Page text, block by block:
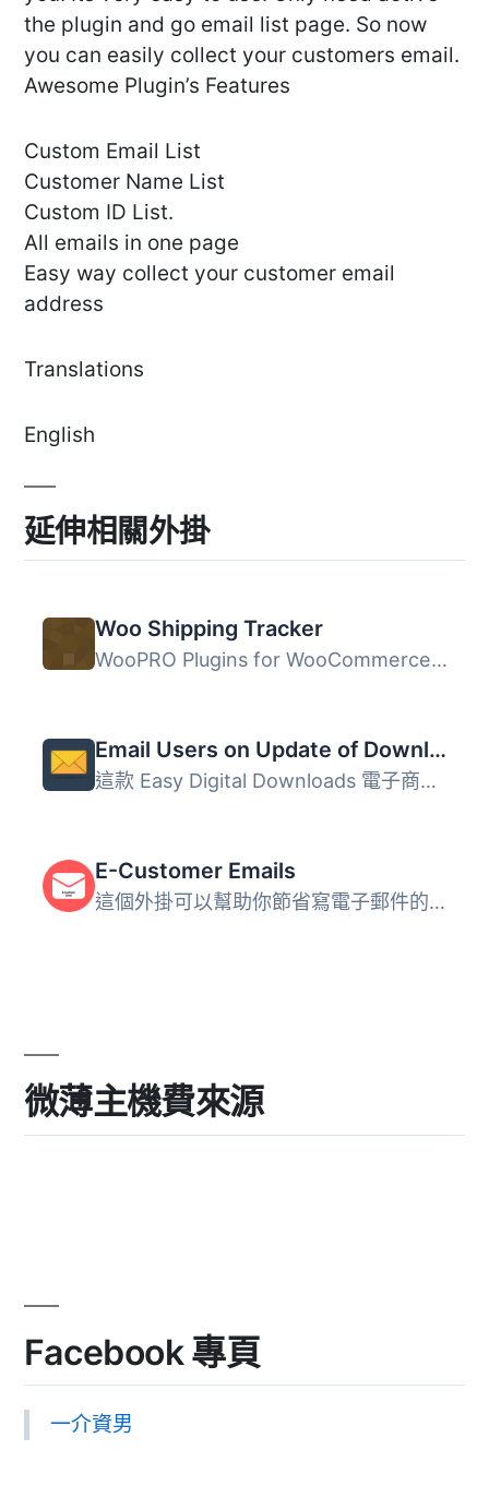
the plugin and go email list page. So now
you can easily collect your customers email.
Awesome Plugin’s Features
Custom Email List
Customer Name List
Custom ID List.
All emails in one page
Easy way collect your customer email
address
Translations
English
延伸相關外掛
Woo Shipping Tracker
WooPRO Plugins for WooCommerce 請參考網站 >> WooPRO...
Email Users on Update of Download for Easy Digital Downloads
這款 Easy Digital Downloads 電子商務外掛允許您在更新下載...
E-Customer Emails
這個外掛可以幫助你節省寫電子郵件的時間。不用再打開你的電...
微薄主機費來源
Facebook 專頁
一介資男